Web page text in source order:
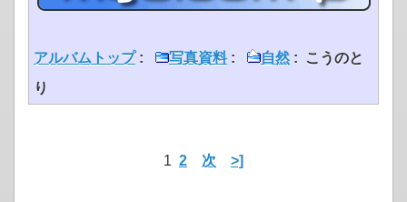
アルバムトップ: 写真資料: 自然: こうのと
り
1 2 次 >]